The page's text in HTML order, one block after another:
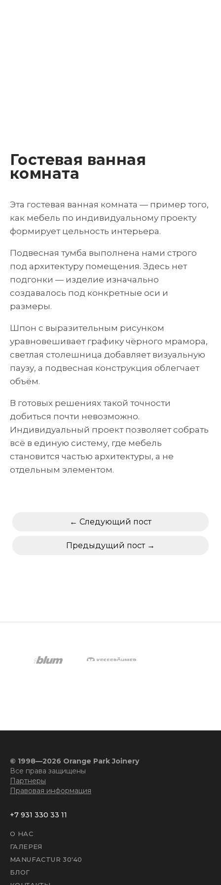
Гостевая ванная
комната
Эта гостевая ванная комната — пример того,
как мебель по индивидуальному проекту
формирует цельность интерьера.
Подвесная тумба выполнена нами строго
под архитектуру помещения. Здесь нет
подгонки — изделие изначально
создавалось под конкретные оси и
размеры.
Шпон с выразительным рисунком
уравновешивает графику чёрного мрамора,
светлая столешница добавляет визуальную
паузу, а подвесная конструкция облегчает
объём.
В готовых решениях такой точности
добиться почти невозможно.
Индивидуальный проект позволяет собрать
всё в единую систему, где мебель
становится частью архитектуры, а не
отдельным элементом.
Предыдущий пост
Следующий пост
© 1998—2026 Orange Park Joinery
Все права защищены
Партнеры
Правовая информация
+7 931 330 33 11
О НАС
ГАЛЕРЕЯ
MANUFACTUR 30'40
БЛОГ